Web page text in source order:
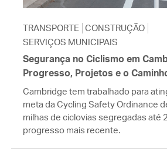
TRANSPORTE CONSTRUÇÃO
SERVIÇOS MUNICIPAIS
Segurança no Ciclismo em
Progresso, Projetos e o
Cambridge tem trabalhado para
meta da Cycling Safety Ordinance
milhas de ciclovias segregadas até
progresso mais recente.